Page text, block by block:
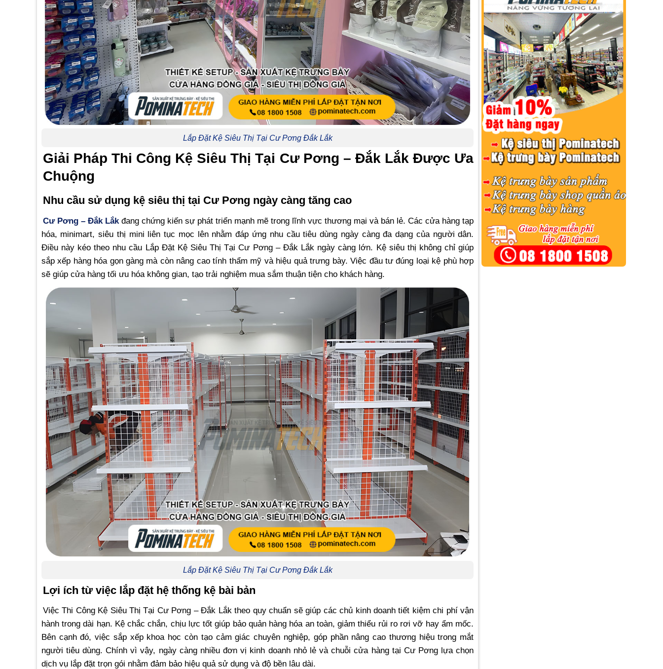
Lắp Đặt Kệ Siêu Thị Tại Cư Pơng Đắk Lắk
Giải Pháp Thi Công Kệ Siêu Thị Tại Cư Pơng – Đắk Lắk Được Ưa
Chuộng
Nhu cầu sử dụng kệ siêu thị tại Cư Pơng ngày càng tăng cao
Cư Pơng – Đắk Lắkđang chứng kiến sự phát triển mạnh mẽ trong lĩnh vực thương mại và bán lẻ. Các cửa hàng tạp
hóa, minimart, siêu thị mini liên tục mọc lên nhằm đáp ứng nhu cầu tiêu dùng ngày càng đa dạng của người dân.
Điều này kéo theo nhu cầu Lắp Đặt Kệ Siêu Thị Tại Cư Pơng – Đắk Lắk ngày càng lớn. Kệ siêu thị không chỉ giúp
sắp xếp hàng hóa gọn gàng mà còn nâng cao tính thẩm mỹ và hiệu quả trưng bày. Việc đầu tư đúng loại kệ phù hợp
sẽ giúp cửa hàng tối ưu hóa không gian, tạo trải nghiệm mua sắm thuận tiện cho khách hàng.
Lắp Đặt Kệ Siêu Thị Tại Cư Pơng Đắk Lắk
Lợi ích từ việc lắp đặt hệ thống kệ bài bản
Việc Thi Công Kệ Siêu Thị Tại Cư Pơng – Đắk Lắk theo quy chuẩn sẽ giúp các chủ kinh doanh tiết kiệm chi phí vận
hành trong dài hạn. Kệ chắc chắn, chịu lực tốt giúp bảo quản hàng hóa an toàn, giảm thiểu rủi ro rơi vỡ hay ẩm mốc.
Bên cạnh đó, việc sắp xếp khoa học còn tạo cảm giác chuyên nghiệp, góp phần nâng cao thương hiệu trong mắt
người tiêu dùng. Chính vì vậy, ngày càng nhiều đơn vị kinh doanh nhỏ lẻ và chuỗi cửa hàng tại Cư Pơng lựa chọn
dịch vụ lắp đặt trọn gói nhằm đảm bảo hiệu quả sử dụng và độ bền lâu dài.